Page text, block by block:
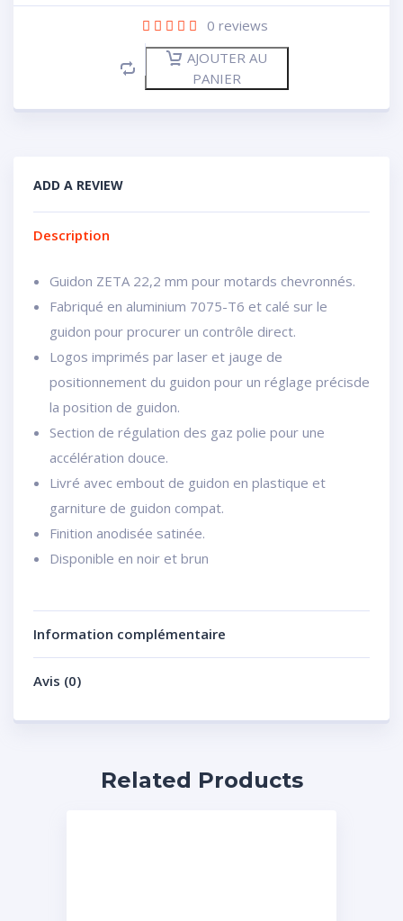
0 reviews
AJOUTER AU
PANIER
ADD A REVIEW
Description
Guidon ZETA 22,2 mm pour motards chevronnés.
Fabriqué en aluminium 7075-T6 et calé sur le
guidon pour procurer un contrôle direct.
Logos imprimés par laser et jauge de
positionnement du guidon pour un réglage précisde
la position de guidon.
Section de régulation des gaz polie pour une
accélération douce.
Livré avec embout de guidon en plastique et
garniture de guidon compat.
Finition anodisée satinée.
Disponible en noir et brun
Information complémentaire
Avis (0)
Related Products